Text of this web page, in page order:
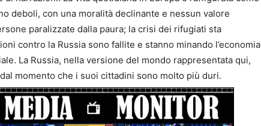
deboli, con una moralità declinante e nessun valore
paralizzate dalla paura; la crisi dei rifugiati sta
contro la Russia sono fallite e stanno minando l’economia
La Russia, nella versione del mondo rappresentata qui,
momento che i suoi cittadini sono molto più duri.